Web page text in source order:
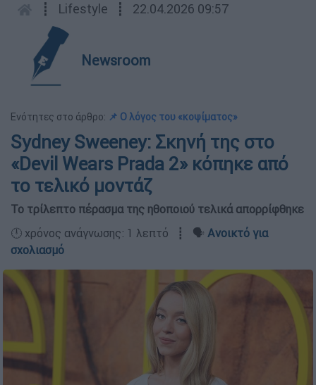
┋ Lifestyle ┋ 22.04.2026 09:57
Newsroom
Ενότητες στο άρθρο: 📌 Ο λόγος του «κοψίματος»
Sydney Sweeney: Σκηνή της στο
«Devil Wears Prada 2» κόπηκε από
το τελικό μοντάζ
Το τρίλεπτο πέρασμα της ηθοποιού τελικά απορρίφθηκε
🕛 χρόνος ανάγνωσης: 1 λεπτό ┋ 🗣️ Ανοικτό για
σχολιασμό